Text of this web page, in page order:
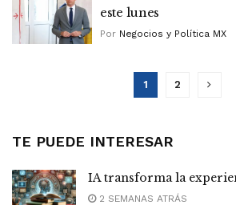
este lunes
Por Negocios y Política MX
1 2
TE PUEDE INTERESAR
IA transforma la
2 SEMANAS ATRÁS